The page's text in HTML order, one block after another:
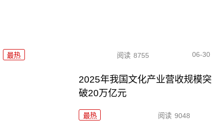
最热 阅读 8755 06-30
2025年我国文化产业营收规模突
破20万亿元
最热 阅读 9048